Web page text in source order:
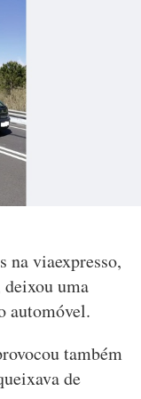
na viaexpresso,
deixou uma
automóvel.
também
de